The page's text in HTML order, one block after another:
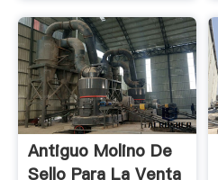
Antiguo Molino De
Sello Para La Venta